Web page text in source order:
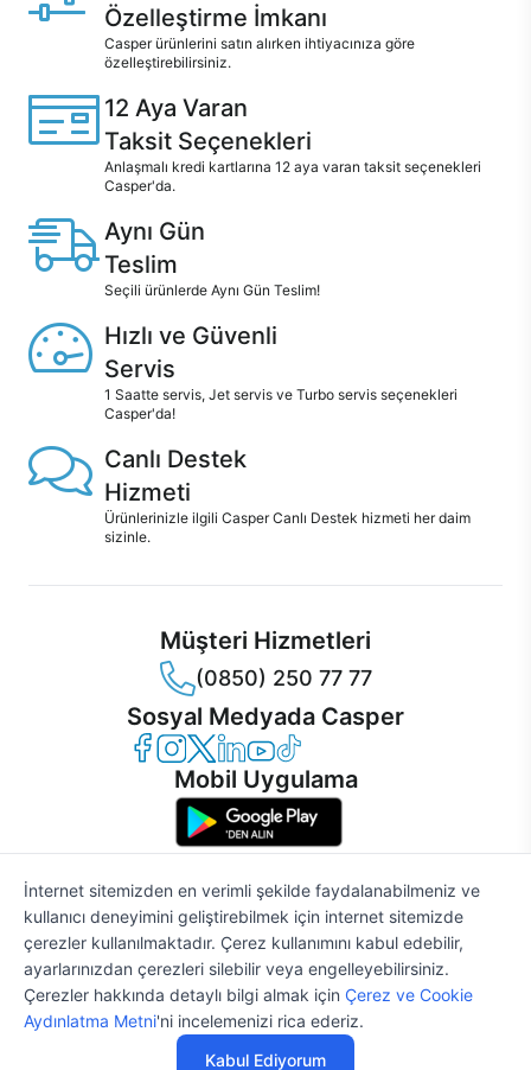
Özelleştirme İmkanı
Casper ürünlerini satın alırken ihtiyacınıza göre
özelleştirebilirsiniz.
12 Aya Varan
Taksit Seçenekleri
Anlaşmalı kredi kartlarına 12 aya varan taksit seçenekleri
Casper'da.
Aynı Gün
Teslim
Seçili ürünlerde Aynı Gün Teslim!
Hızlı ve Güvenli
Servis
1 Saatte servis, Jet servis ve Turbo servis seçenekleri
Casper'da!
Canlı Destek
Hizmeti
Ürünlerinizle ilgili Casper Canlı Destek hizmeti her daim
sizinle.
Müşteri Hizmetleri
(0850) 250 77 77
Sosyal Medyada Casper
Casper Facebook
Casper Instagram
Casper Twitter
Casper LinkedIn
Casper YouTube
Casper TikTok
Mobil Uygulama
© 2021 - 2026 Casper Bilgisayar Sistemleri A.Ş. Tüm Hakları Saklıdır
KVKK
Çerez Politikası
Bilgi Güvenliği
Bilgi Toplumu Hizmetleri
Mesafeli Satış Sözleşmesi
İnternet sitemizden en verimli şekilde faydalanabilmeniz ve
kullanıcı deneyimini geliştirebilmek için internet sitemizde
çerezler kullanılmaktadır. Çerez kullanımını kabul edebilir,
ayarlarınızdan çerezleri silebilir veya engelleyebilirsiniz.
Çerezler hakkında detaylı bilgi almak için Çerez ve Cookie
Aydınlatma Metni'ni incelemenizi rica ederiz.
Kabul Ediyorum